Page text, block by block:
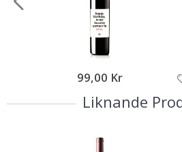
99,00 Kr
Liknande